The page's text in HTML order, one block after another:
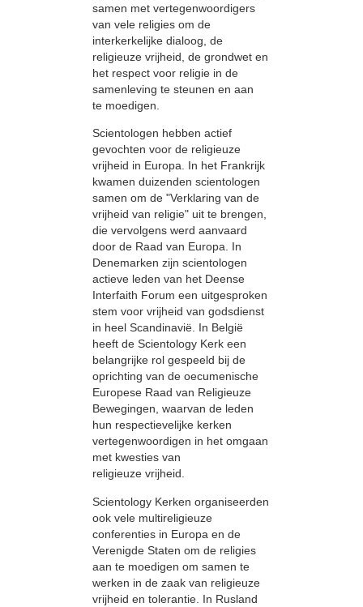
samen met vertegenwoordigers
van vele religies om de
interkerkelijke dialoog, de
religieuze vrijheid, de grondwet en
het respect voor religie in de
samenleving te steunen en aan
te moedigen.
Scientologen hebben actief
gevochten voor de religieuze
vrijheid in Europa. In het Frankrijk
kwamen duizenden scientologen
samen om de "Verklaring van de
vrijheid van religie" uit te brengen,
die vervolgens werd aanvaard
door de Raad van Europa. In
Denemarken zijn scientologen
actieve leden van het Deense
Interfaith Forum een uitgesproken
stem voor vrijheid van godsdienst
in heel Scandinavië. In België
heeft de Scientology Kerk een
belangrijke rol gespeeld bij de
oprichting van de oecumenische
Europese Raad van Religieuze
Bewegingen, waarvan de leden
hun respectievelijke kerken
vertegenwoordigen in het omgaan
met kwesties van
religieuze vrijheid.
Scientology Kerken organiseerden
ook vele multireligieuze
conferenties in Europa en de
Verenigde Staten om de religies
aan te moedigen om samen te
werken in de zaak van religieuze
vrijheid en tolerantie. In Rusland